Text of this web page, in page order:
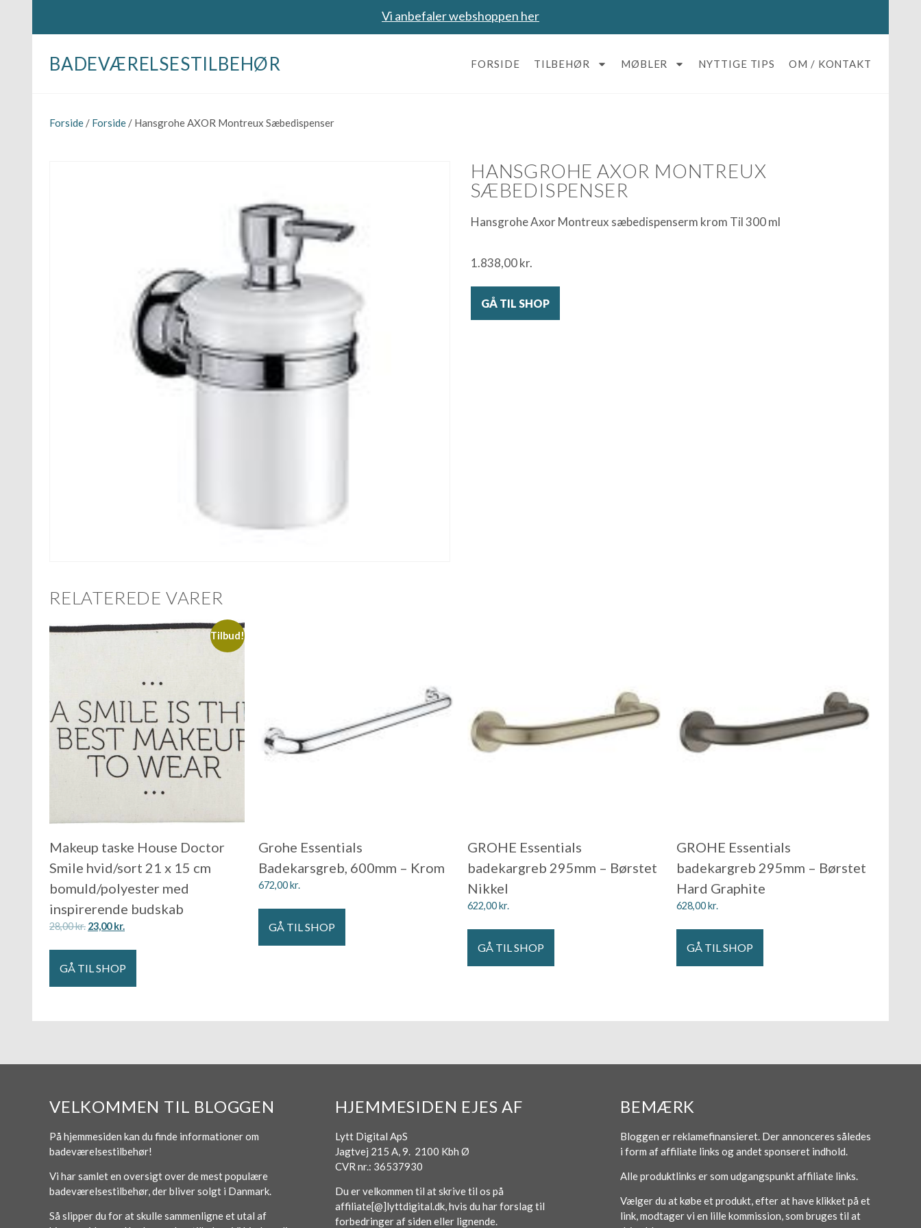
Vi anbefaler webshoppen her
BADEVÆRELSESTILBEHØR FORSIDE TILBEHØR MØBLER NYTTIGE TIPS OM / KONTAKT
Forside / Forside / Hansgrohe AXOR Montreux Sæbedispenser
HANSGROHE AXOR MONTREUX
SÆBEDISPENSER
Hansgrohe Axor Montreux sæbedispenserm krom Til 300 ml
1.838,00kr.
GÅ TIL SHOP
RELATEREDE VARER
Tilbud!
Makeup taske House Doctor
Smile hvid/sort 21 x 15 cm
bomuld/polyester med
inspirerende budskab
28,00kr. 23,00kr.
GÅ TIL SHOP
Grohe Essentials
Badekarsgreb, 600mm – Krom
672,00kr.
GÅ TIL SHOP
GROHE Essentials
badekargreb 295mm – Børstet
Nikkel
622,00kr.
GÅ TIL SHOP
GROHE Essentials
badekargreb 295mm – Børstet
Hard Graphite
628,00kr.
GÅ TIL SHOP
VELKOMMEN TIL BLOGGEN
På hjemmesiden kan du finde informationer om
badeværelsestilbehør!
Vi har samlet en oversigt over de mest populære
badeværelsestilbehør, der bliver solgt i Danmark.
Så slipper du for at skulle sammenligne et utal af
HJEMMESIDEN EJES AF
Lytt Digital ApS
Jagtvej 215 A, 9. 2100 Kbh Ø
CVR nr.: 36537930
Du er velkommen til at skrive til os på
affiliate[@]lyttdigital.dk, hvis du har forslag til
forbedringer af siden eller lignende.
BEMÆRK
Bloggen er reklamefinansieret. Der annonceres således
i form af affiliate links og andet sponseret indhold.
Alle produktlinks er som udgangspunkt affiliate links.
Vælger du at købe et produkt, efter at have klikket på et
link, modtager vi en lille kommission, som bruges til at